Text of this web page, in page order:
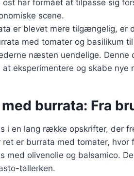
ost har formået at tilpasse sig
scene.
er blevet mere tilgængelig, er
med tomater og basilikum
næsten uendelige.
eksperimentere og skabe nye
burrata: Fra
i en lang række opskrifter, der
er burrata med tomater,
med olivenolie og balsamico.
tallerken.